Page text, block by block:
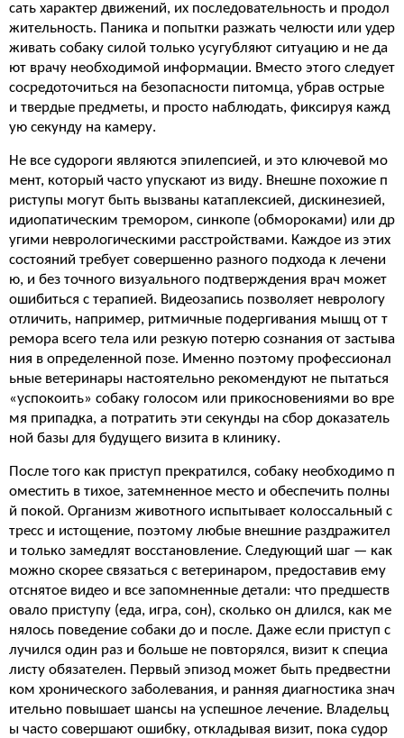
сать характер движений, их последовательность и продол
жительность. Паника и попытки разжать челюсти или удер
живать собаку силой только усугубляют ситуацию и не да
ют врачу необходимой информации. Вместо этого следует
сосредоточиться на безопасности питомца, убрав острые
и твердые предметы, и просто наблюдать, фиксируя кажд
ую секунду на камеру.
Не все судороги являются эпилепсией, и это ключевой мо
мент, который часто упускают из виду. Внешне похожие п
риступы могут быть вызваны катаплексией, дискинезией,
идиопатическим тремором, синкопе (обмороками) или др
угими неврологическими расстройствами. Каждое из этих
состояний требует совершенно разного подхода к лечени
ю, и без точного визуального подтверждения врач может
ошибиться с терапией. Видеозапись позволяет неврологу
отличить, например, ритмичные подергивания мышц от т
ремора всего тела или резкую потерю сознания от застыва
ния в определенной позе. Именно поэтому профессионал
ьные ветеринары настоятельно рекомендуют не пытаться
«успокоить» собаку голосом или прикосновениями во вре
мя припадка, а потратить эти секунды на сбор доказатель
ной базы для будущего визита в клинику.
После того как приступ прекратился, собаку необходимо п
оместить в тихое, затемненное место и обеспечить полны
й покой. Организм животного испытывает колоссальный с
тресс и истощение, поэтому любые внешние раздражител
и только замедлят восстановление. Следующий шаг — как
можно скорее связаться с ветеринаром, предоставив ему
отснятое видео и все запомненные детали: что предшеств
овало приступу (еда, игра, сон), сколько он длился, как ме
нялось поведение собаки до и после. Даже если приступ с
лучился один раз и больше не повторялся, визит к специа
листу обязателен. Первый эпизод может быть предвестни
ком хронического заболевания, и ранняя диагностика знач
ительно повышает шансы на успешное лечение. Владельц
ы часто совершают ошибку, откладывая визит, пока судор